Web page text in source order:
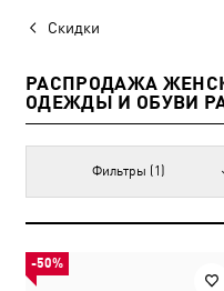
Скидки
РАСПРОДАЖА
ОДЕЖДЫ И ОБУВИ
Фильтры (1)
-50%